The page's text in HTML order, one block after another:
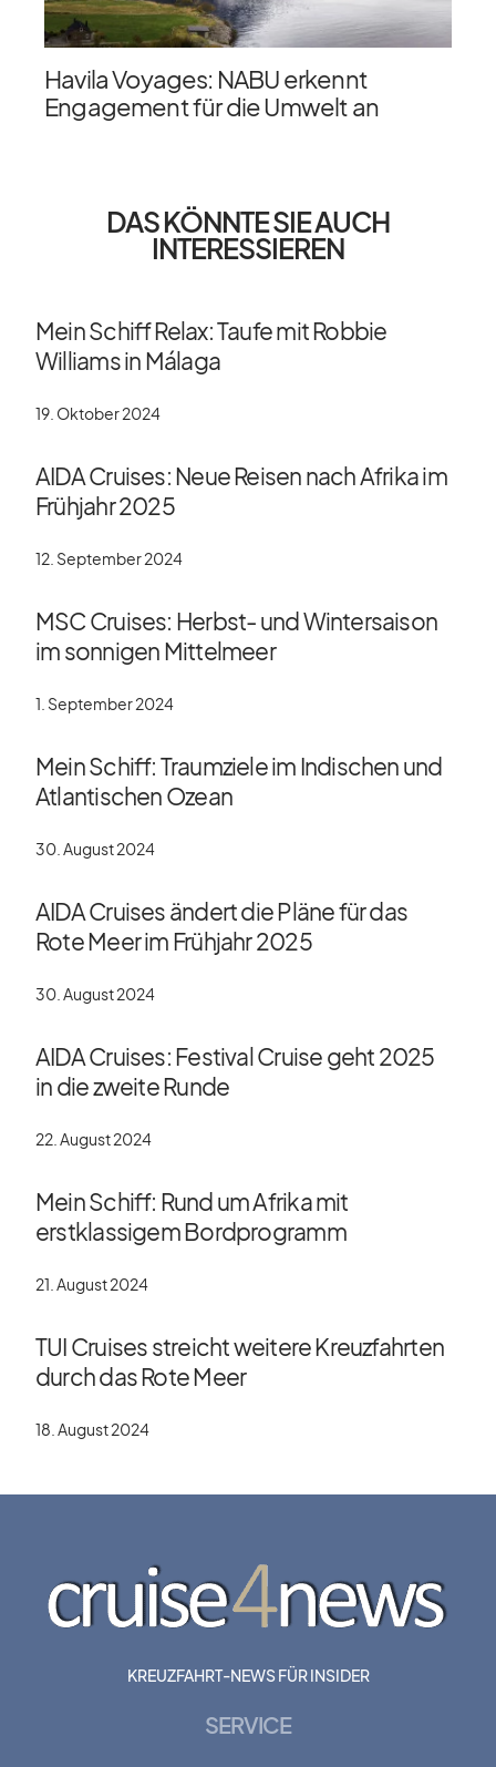
Havila Voyages: NABU erkennt
Engagement für die Umwelt an
DAS KÖNNTE SIE AUCH
INTERESSIEREN
Mein Schiff Relax: Taufe mit Robbie
Williams in Málaga
19. Oktober 2024
AIDA Cruises: Neue Reisen nach Afrika im
Frühjahr 2025
12. September 2024
MSC Cruises: Herbst- und Wintersaison
im sonnigen Mittelmeer
1. September 2024
Mein Schiff: Traumziele im Indischen und
Atlantischen Ozean
30. August 2024
AIDA Cruises ändert die Pläne für das
Rote Meer im Frühjahr 2025
30. August 2024
AIDA Cruises: Festival Cruise geht 2025
in die zweite Runde
22. August 2024
Mein Schiff: Rund um Afrika mit
erstklassigem Bordprogramm
21. August 2024
TUI Cruises streicht weitere Kreuzfahrten
durch das Rote Meer
18. August 2024
KREUZFAHRT-NEWS FÜR INSIDER
SERVICE